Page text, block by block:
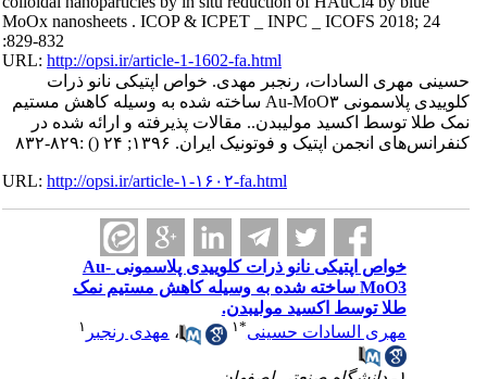
MoOx nanosheets . ICOP & ICPET _ INPC _ ICOFS 2018; 24
:829-832
URL:http://opsi.ir/article-1-1602-fa.html
حسینی مهری السادات، رنجبر مهدی. خواص اپتیکی نانو ذرات
کلوییدی پلاسمونی Au-MoO۳ ساخته شده به وسیله کاهش مستیم
نمک طلا توسط اکسید مولیبدن.. مقالات پذیرفته و ارائه شده در
کنفرانس‌های انجمن اپتیک و فوتونیک ایران. ۱۳۹۶; ۲۴
() :۸۲۹-۸۳۲
URL:http://opsi.ir/article-۱-۱۶۰۲-fa.html
خواص اپتیکی نانو ذرات کلوییدی پلاسمونی Au-
MoO3 ساخته شده به وسیله کاهش مستیم نمک
طلا توسط اکسید مولیبدن.
مهری السادات حسینی
۱ ،مهدی رنجبر